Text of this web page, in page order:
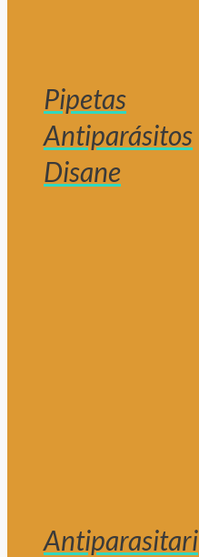
Pipetas
Antiparásitos
Disane
Antiparasitari